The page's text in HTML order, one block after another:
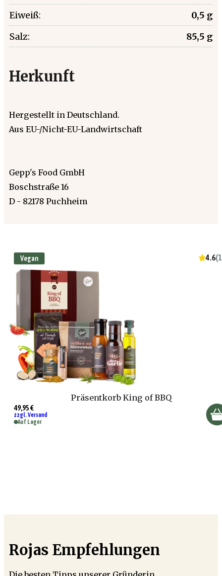
Eiweiß:
0,5 g
Salz:
85,5 g
Herkunft
Hergestellt in Deutschland.
Aus EU-/Nicht-EU-Landwirtschaft
Gepp's Food GmbH
Boschstraße 16
D - 82178 Puchheim
Vegan 4.6(
Präsentkorb King of BBQ
49,95 €
zzgl. Versand
Auf Lager
Rojas Empfehlungen